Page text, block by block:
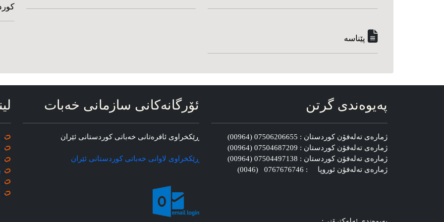
پێناسه‌
په‌یوه‌ندی گرتن
ژماره‌ی ته‌له‌فۆن کوردستان : 07506206655 (00964)
ژماره‌ی ته‌له‌فۆن کوردستان : 07504687209 (00964)
ژماره‌ی ته‌له‌فۆن کوردستان : 07504497138 (00964)
ژماره‌ی ته‌له‌فۆن ئوروپا : 0767676746 (0046)
ئۆرگانه‌کانی سازمانی خه‌بات
ڕێکخراوی ئافره‌تانی خه‌باتی کوردستانی ئێران
ڕێکخراوی لاوانی خه‌باتی کوردستانی ئێران